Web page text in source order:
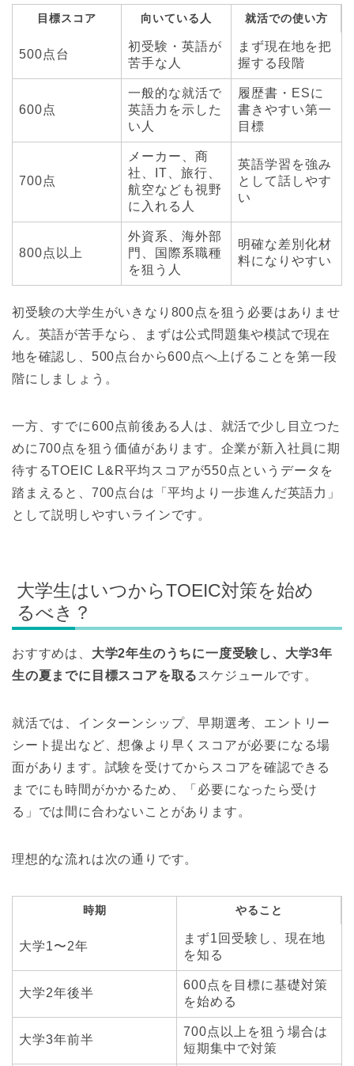
目標スコア 向いている人 就活での使い方
500点台
初受験・英語が
苦手な人
まず現在地を把
握する段階
600点
一般的な就活で
英語力を示した
い人
履歴書・ESに
書きやすい第一
目標
700点
メーカー、商
社、IT、旅行、
航空なども視野
に入れる人
英語学習を強み
として話しやす
い
800点以上
外資系、海外部
門、国際系職種
を狙う人
明確な差別化材
料になりやすい
初受験の大学生がいきなり800点を狙う必要はありませ
ん。英語が苦手なら、まずは公式問題集や模試で現在
地を確認し、500点台から600点へ上げることを第一段
階にしましょう。
一方、すでに600点前後ある人は、就活で少し目立つた
めに700点を狙う価値があります。企業が新入社員に期
待するTOEIC L&R平均スコアが550点というデータを
踏まえると、700点台は「平均より一歩進んだ英語力」
として説明しやすいラインです。
大学生はいつからTOEIC対策を始め
るべき？
おすすめは、 大学2年生のうちに一度受験し、大学3年
生の夏までに目標スコアを取る スケジュールです。
就活では、インターンシップ、早期選考、エントリー
シート提出など、想像より早くスコアが必要になる場
面があります。試験を受けてからスコアを確認できる
までにも時間がかかるため、「必要になったら受け
る」では間に合わないことがあります。
理想的な流れは次の通りです。
時期 やること
大学1〜2年
まず1回受験し、現在地
を知る
大学2年後半
600点を目標に基礎対策
を始める
大学3年前半
700点以上を狙う場合は
短期集中で対策